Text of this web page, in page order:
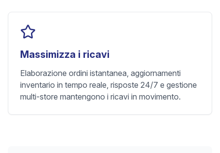
Massimizza i ricavi
Elaborazione ordini istantanea, aggiornamenti
inventario in tempo reale, risposte 24/7 e gestione
multi-store mantengono i ricavi in movimento.